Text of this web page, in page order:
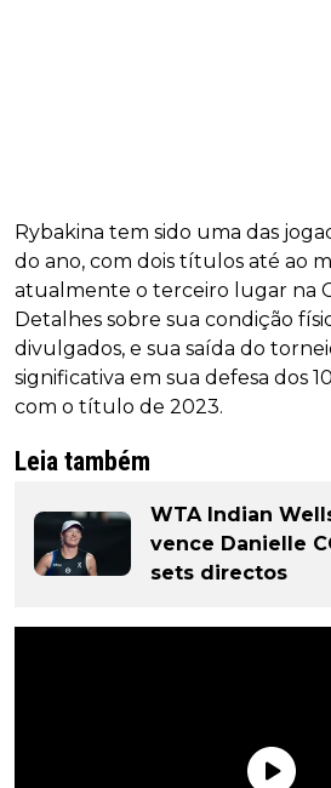
Rybakina tem sido uma das
do ano, com dois títulos até ao
atualmente o terceiro lugar na
Detalhes sobre sua condição
divulgados, e sua saída do
significativa em sua defesa dos
com o título de 2023.
Leia também
WTA Indian
vence Danielle
sets directos